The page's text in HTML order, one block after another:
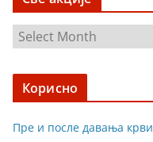
в
е
ц
Корисно
Пре и после давања крви